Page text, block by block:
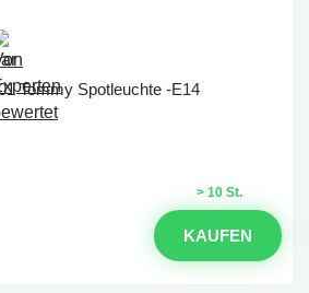
Tommy Spotleuchte -E14
> 10 St.
KAUFEN